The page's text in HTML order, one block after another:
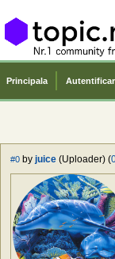
Principala
#0 by juice (Uploader) (